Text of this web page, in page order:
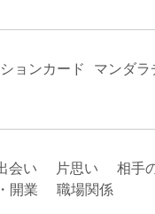
ョンカード マンダ
片思い 相手の
開業 職場関係